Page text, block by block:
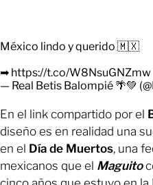
México lindo y querido 🇲🇽
➡ https://t.co/W8NsuGNZmw
— Real Betis Balompié 🌴💚
En el link compartido por el
diseño es en realidad una
en el Día de Muertos, una
mexicanos que el Maguito